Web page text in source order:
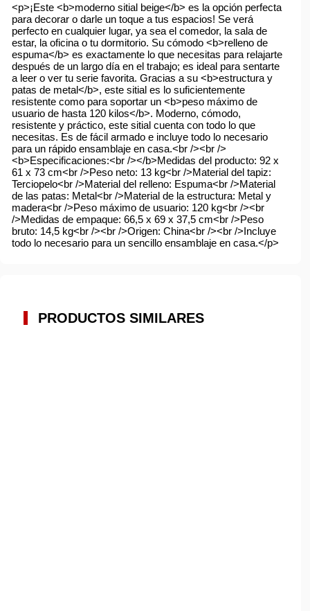
<p>¡Este <b>moderno sitial beige</b> es la opción perfecta
para decorar o darle un toque a tus espacios! Se verá
perfecto en cualquier lugar, ya sea el comedor, la sala de
estar, la oficina o tu dormitorio. Su cómodo <b>relleno de
espuma</b> es exactamente lo que necesitas para relajarte
después de un largo día en el trabajo; es ideal para sentarte
a leer o ver tu serie favorita. Gracias a su <b>estructura y
patas de metal</b>, este sitial es lo suficientemente
resistente como para soportar un <b>peso máximo de
usuario de hasta 120 kilos</b>. Moderno, cómodo,
resistente y práctico, este sitial cuenta con todo lo que
necesitas. Es de fácil armado e incluye todo lo necesario
para un rápido ensamblaje en casa.<br /><br />
<b>Especificaciones:<br /></b>Medidas del producto: 92 x
61 x 73 cm<br />Peso neto: 13 kg<br />Material del tapiz:
Terciopelo<br />Material del relleno: Espuma<br />Material
de las patas: Metal<br />Material de la estructura: Metal y
madera<br />Peso máximo de usuario: 120 kg<br /><br
/>Medidas de empaque: 66,5 x 69 x 37,5 cm<br />Peso
bruto: 14,5 kg<br /><br />Origen: China<br /><br />Incluye
todo lo necesario para un sencillo ensamblaje en casa.</p>
PRODUCTOS SIMILARES